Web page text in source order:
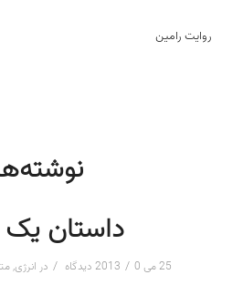
روایت رامین
داستان
25 می 2013 / 0 دیدگاه / در انرژی,